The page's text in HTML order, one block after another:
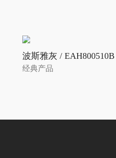
波斯雅灰 / EAH800510B
经典产品